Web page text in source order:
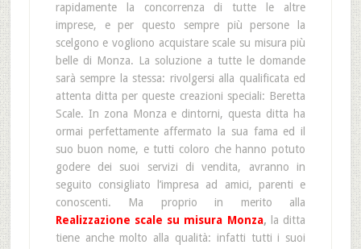
rapidamente la concorrenza di tutte le altre
imprese, e per questo sempre più persone la
scelgono e vogliono acquistare scale su misura più
belle di Monza. La soluzione a tutte le domande
sarà sempre la stessa: rivolgersi alla qualificata ed
attenta ditta per queste creazioni speciali: Beretta
Scale. In zona Monza e dintorni, questa ditta ha
ormai perfettamente affermato la sua fama ed il
suo buon nome, e tutti coloro che hanno potuto
godere dei suoi servizi di vendita, avranno in
seguito consigliato l’impresa ad amici, parenti e
conoscenti. Ma proprio in merito alla
Realizzazione scale su misura Monza,
la ditta
tiene anche molto alla qualità: infatti tutti i suoi